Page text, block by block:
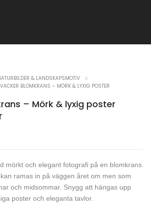
& LANDSKAPSMOTIV
VACKER BLOMKRANS – MÖRK & LYXIG POSTER
– Mörk & lyxig poster
mörkt och elegant fotografi på en blomkrans.
ramas in på väggen året om men som
och midsommar. Snygg att hängas upp
poster och eleganta tavlor.